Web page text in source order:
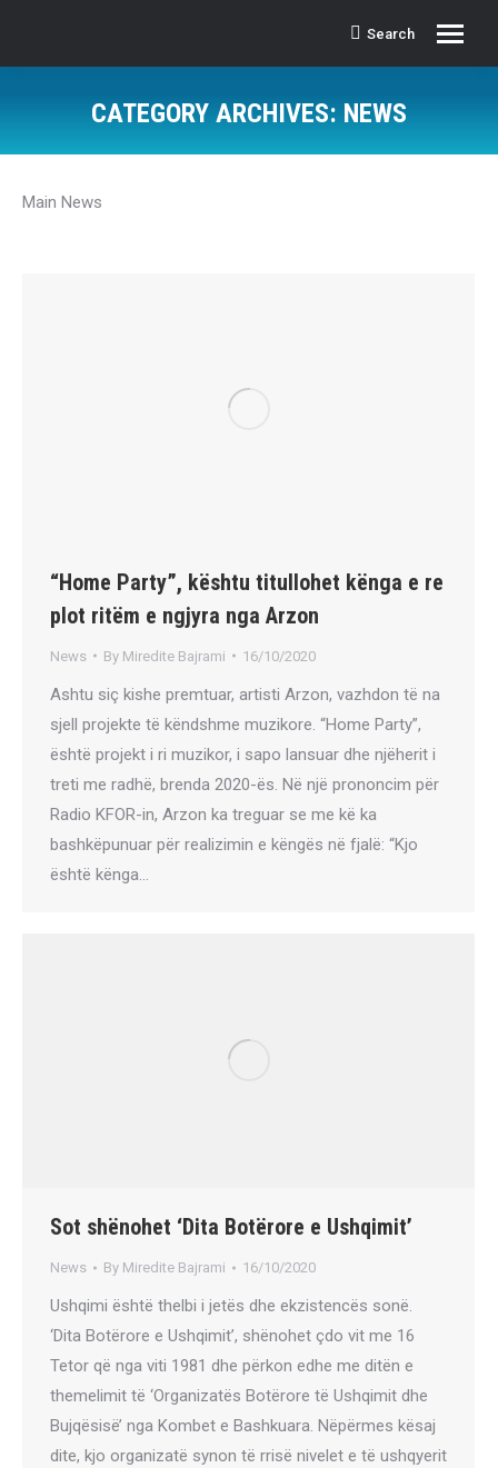
Search:
Search
CATEGORY ARCHIVES: NEWS
Main News
“Home Party”, kështu titullohet kënga e re
plot ritëm e ngjyra nga Arzon
News By Miredite Bajrami 16/10/2020
Ashtu siç kishe premtuar, artisti Arzon, vazhdon të na
sjell projekte të këndshme muzikore. “Home Party”,
është projekt i ri muzikor, i sapo lansuar dhe njëherit i
treti me radhë, brenda 2020-ës. Në një prononcim për
Radio KFOR-in, Arzon ka treguar se me kë ka
bashkëpunuar për realizimin e këngës në fjalë: “Kjo
është kënga…
Sot shënohet ‘Dita Botërore e Ushqimit’
News By Miredite Bajrami 16/10/2020
Ushqimi është thelbi i jetës dhe ekzistencës sonë.
‘Dita Botërore e Ushqimit’, shënohet çdo vit me 16
Tetor që nga viti 1981 dhe përkon edhe me ditën e
themelimit të ‘Organizatës Botërore të Ushqimit dhe
Bujqësisë’ nga Kombet e Bashkuara. Nëpërmes kësaj
dite, kjo organizatë synon të rrisë nivelet e të ushqyerit